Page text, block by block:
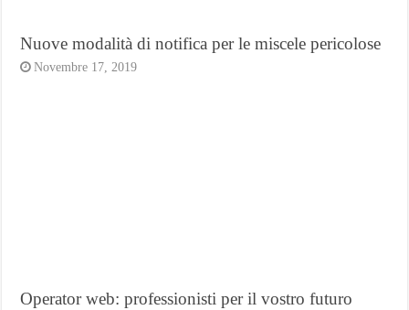
Nuove modalità di notifica per le miscele pericolose
Novembre 17, 2019
Operator web: professionisti per il vostro futuro